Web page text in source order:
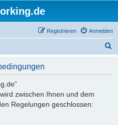
Anmelden
Registrieren
zwischen Ihnen und dem
Regelungen geschlossen: